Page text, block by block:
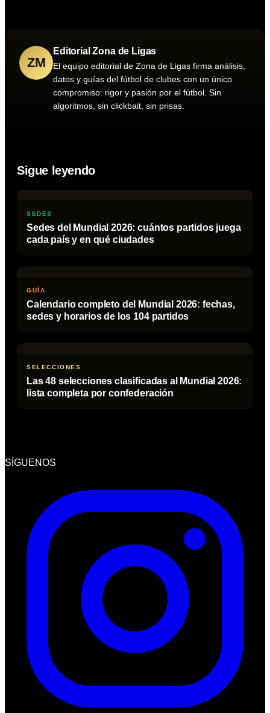
ZM
Editorial Zona de Ligas
El equipo editorial de Zona de Ligas firma análisis,
datos y guías del fútbol de clubes con un único
compromiso: rigor y pasión por el fútbol. Sin
algoritmos, sin clickbait, sin prisas.
Sigue leyendo
SEDES
Sedes del Mundial 2026: cuántos partidos juega
cada país y en qué ciudades
GUÍA
Calendario completo del Mundial 2026: fechas,
sedes y horarios de los 104 partidos
SELECCIONES
Las 48 selecciones clasificadas al Mundial 2026:
lista completa por confederación
SÍGUENOS